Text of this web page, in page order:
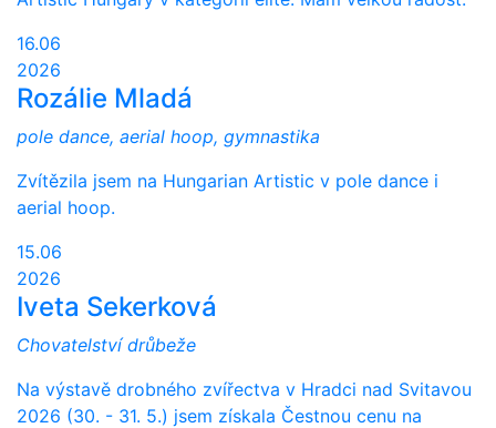
16.06
2026
Rozálie Mladá
pole dance, aerial hoop, gymnastika
Zvítězila jsem na Hungarian Artistic v pole dance i
aerial hoop.
15.06
2026
Iveta Sekerková
Chovatelství drůbeže
Na výstavě drobného zvířectva v Hradci nad Svitavou
2026 (30. - 31. 5.) jsem získala Čestnou cenu na